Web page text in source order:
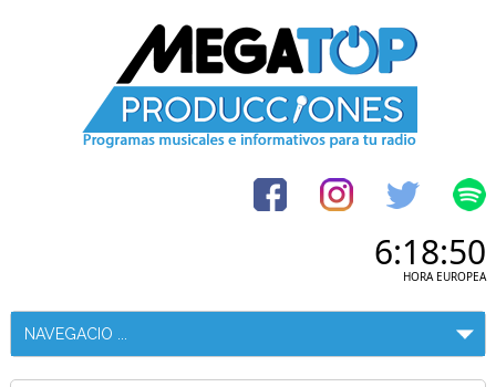
6:18:50
HORA EUROPEA